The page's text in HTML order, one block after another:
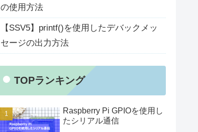
の使用方法
【SSV5】printf()を使用したデバックメッ
セージの出力方法
TOPランキング
Raspberry Pi GPIOを使用し
たシリアル通信